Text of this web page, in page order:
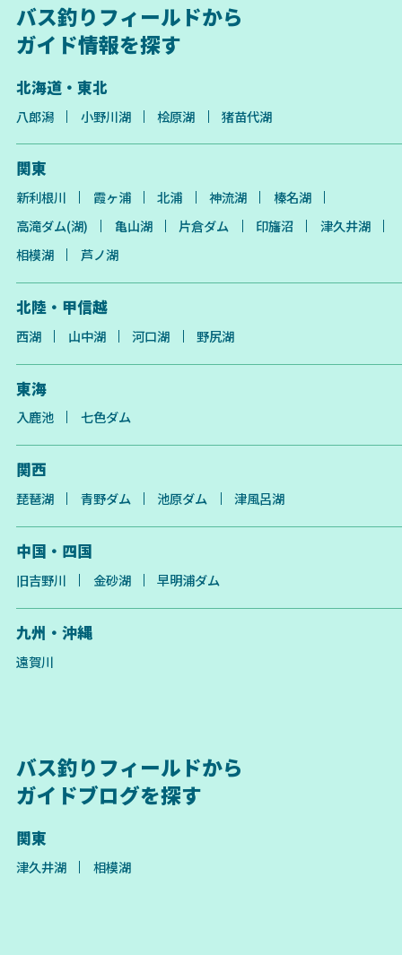
バス釣りフィールドから
ガイド情報を探す
北海道・東北
八郎潟 小野川湖 桧原湖 猪苗代湖
関東
新利根川 霞ヶ浦 北浦 神流湖
榛名湖
高滝ダム(湖)
亀山湖 片倉ダム 印旛沼
津久井湖
相模湖
芦ノ湖
北陸・甲信越
西湖 山中湖 河口湖 野尻湖
東海
入鹿池 七色ダム
関西
琵琶湖 青野ダム 池原ダム 津風呂湖
中国・四国
旧吉野川 金砂湖 早明浦ダム
九州・沖縄
遠賀川
バス釣りフィールドから
ガイドブログを探す
関東
津久井湖 相模湖